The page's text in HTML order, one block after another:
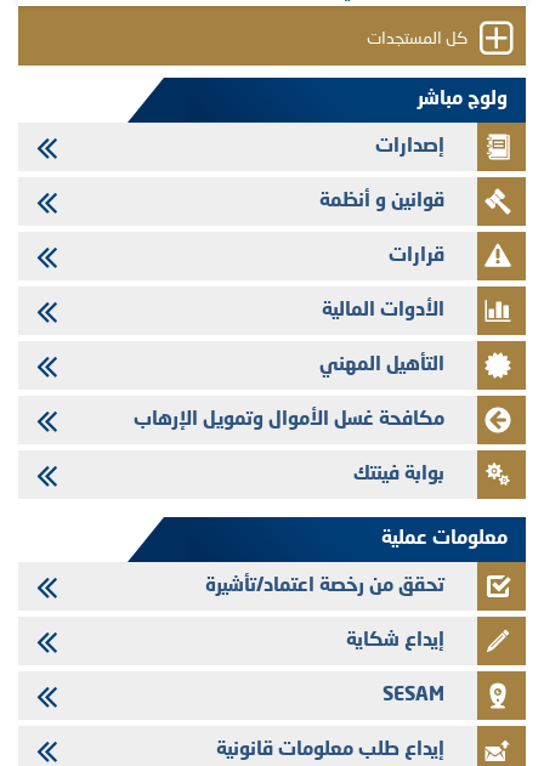
31/07/2026
VEOLIA ENVIRONNEMENT - تؤشر الهيئة المغربية لسوق الرساميل على
المنشور النهائي المتعلق بالزيادة في الرأسمال المخصصة لأجراء المجموعة
29/07/2026
وفابايل - التحيين السنوي لملف المعلومات المتعلق ببرنامج إصدار سندات
شركات التمويل
29/07/2026
تهنئة بمناسبة عيد العرش المجيد
29/07/2026
تنشر الهيئة المغربية لسوق الرساميل العدد الرابع عشر من مجلة سوق الرساميل
28/07/2026
Med Paper - تجاوز حد المساهمة 5%
24/07/2026
Saham Leasing - التحيين السنوي لملف المعلومات المتعلق ببرنامج إصدار
كل المستجدات
ولوج مباشر
إصدارات
قوانين و أنظمة
قرارات
الأدوات المالية
التأهيل المهني
مكافحة غسل الأموال وتمويل الإرهاب
بوابة فينتك
معلومات عملية
تحقق من رخصة اعتماد/تأشيرة
إيداع شكاية
SESAM
إيداع طلب معلومات قانونية